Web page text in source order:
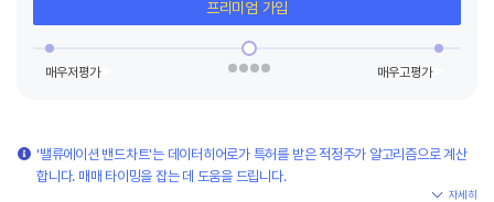
프리미엄 가입
'밸류에이션 밴드차트'는 데이터히어로가 특허를 받은 적정주가 알고리즘으로 계산
합니다. 매매 타이밍을 잡는 데 도움을 드립니다.
자세히